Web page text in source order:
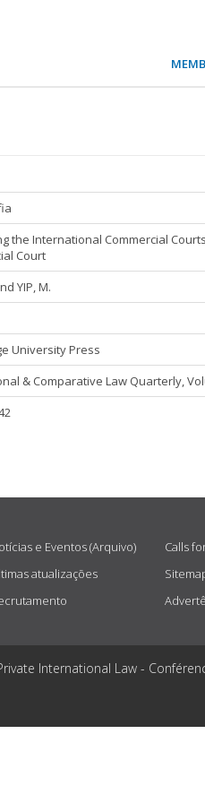
the International Commercial
Court
YIP, M.
University Press
& Comparative Law Quarterly,
e Eventos (Arquivo)
atualizações
Calls
International Law -